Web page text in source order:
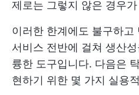
제로는 그렇지 않은 경우
이러한 한계에도 불구하고
서비스 전반에 걸쳐 생산
륭한 도구입니다. 다음은
현하기 위한 몇 가지 실용